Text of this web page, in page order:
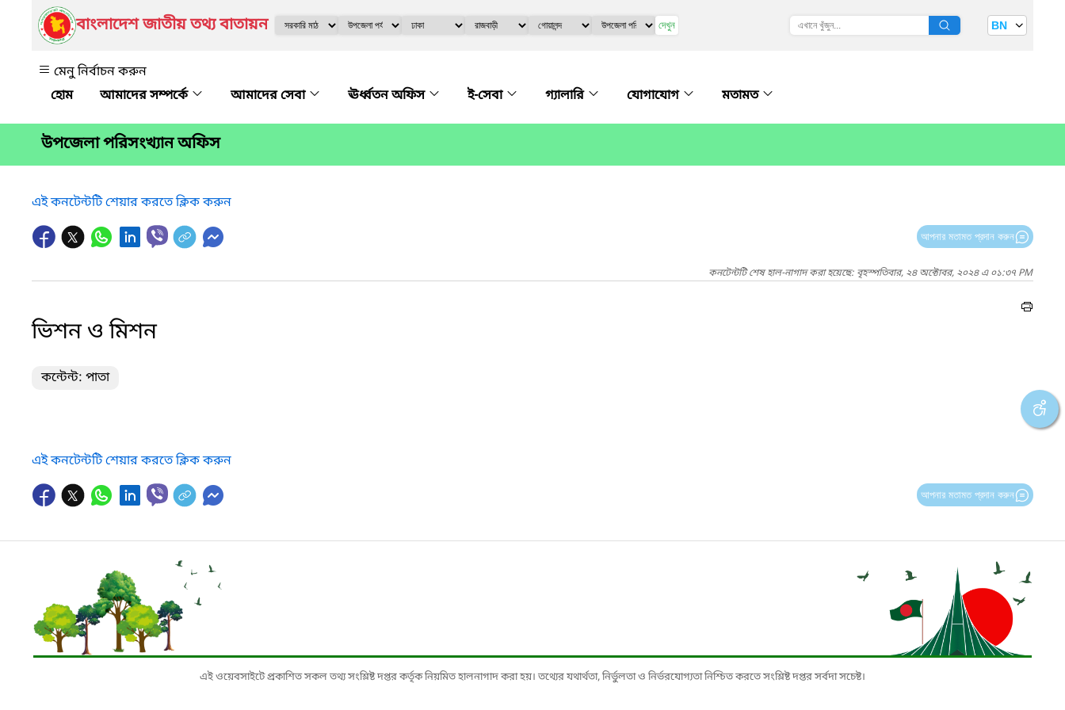
বাংলাদেশ জাতীয় তথ্য বাতায়ন দেখুন BN
মেনু নির্বাচন করুন
আমাদের সম্পর্কে
আমাদের সেবা ঊর্ধ্বতন অফিস ই-সেবা গ্যালারি যোগাযোগ মতামত
উপজেলা পরিসংখ্যান অফিস
এই কনটেন্টটি শেয়ার করতে ক্লিক করুন
আপনার মতামত প্রদান করুন
কনটেন্টটি শেষ হাল-নাগাদ করা হয়েছে: বৃহস্পতিবার, ২৪ অক্টোবর, ২০২৪ এ ০১:৩৭ PM
ভিশন ও মিশন
কন্টেন্ট: পাতা
এই কনটেন্টটি শেয়ার করতে ক্লিক করুন
আপনার মতামত প্রদান করুন
এই ওয়েবসাইটে প্রকাশিত সকল তথ্য সংশ্লিষ্ট দপ্তর কর্তৃক নিয়মিত হালনাগাদ করা হয়। তথ্যের যথার্থতা, নির্ভুলতা ও নির্ভরযোগ্যতা নিশ্চিত করতে সংশ্লিষ্ট দপ্তর সর্বদা সচেষ্ট।